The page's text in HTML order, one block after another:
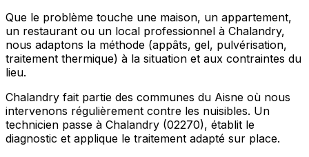
Que le problème touche une maison, un appartement,
un restaurant ou un local professionnel à Chalandry,
nous adaptons la méthode (appâts, gel, pulvérisation,
traitement thermique) à la situation et aux contraintes du
lieu.
Chalandry fait partie des communes du Aisne où nous
intervenons régulièrement contre les nuisibles. Un
technicien passe à Chalandry (02270), établit le
diagnostic et applique le traitement adapté sur place.